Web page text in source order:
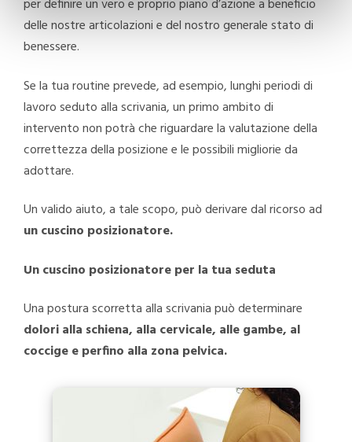
per definire un vero e proprio piano d’azione a beneficio
delle nostre articolazioni e del nostro generale stato di
benessere.
Se la tua routine prevede, ad esempio, lunghi periodi di
lavoro seduto alla scrivania, un primo ambito di
intervento non potrà che riguardare la valutazione della
correttezza della posizione e le possibili migliorie da
adottare.
Un valido aiuto, a tale scopo, può derivare dal ricorso ad
un cuscino posizionatore.
Un cuscino posizionatore per la tua seduta
Una postura scorretta alla scrivania può determinare
dolori alla schiena, alla cervicale, alle gambe, al
coccige e perfino alla zona pelvica.